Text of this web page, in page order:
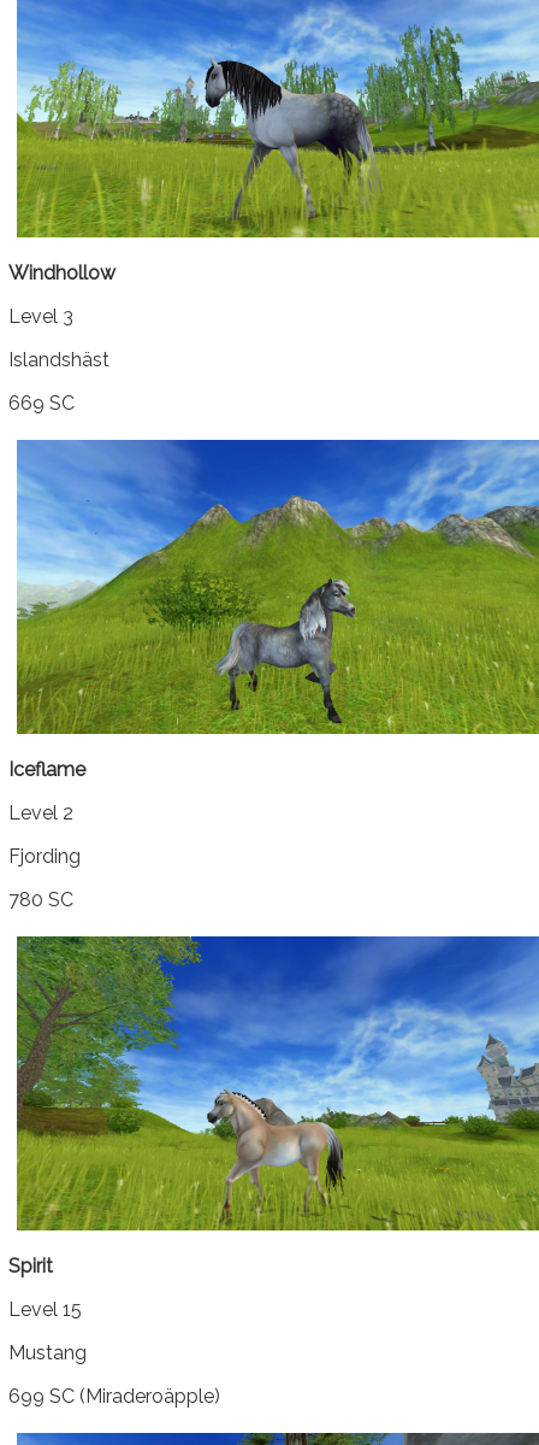
Windhollow
Level 3
Islandshäst
669 SC
Iceflame
Level 2
Fjording
780 SC
Spirit
Level 15
Mustang
699 SC (Miraderoäpple)